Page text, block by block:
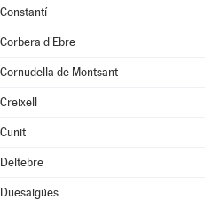
Constantí
Corbera d'Ebre
Cornudella de Montsant
Creixell
Cunit
Deltebre
Duesaigües